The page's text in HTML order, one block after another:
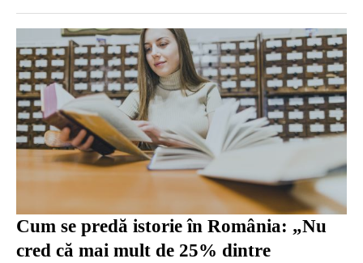
Cum se predă istorie în România: „Nu
cred că mai mult de 25% dintre